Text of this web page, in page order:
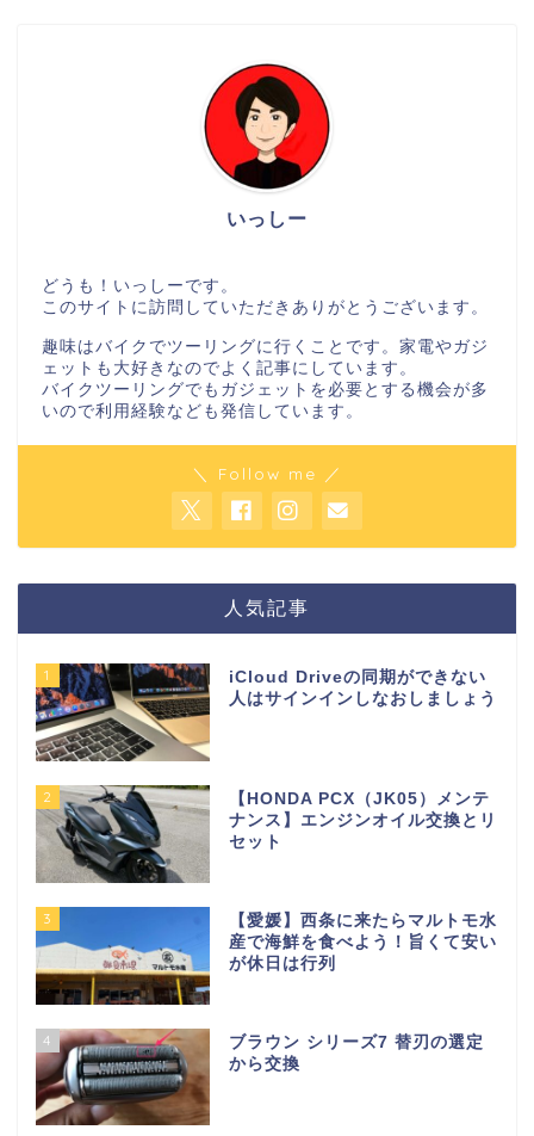
いっしー
どうも！いっしーです。
このサイトに訪問していただきありがとうございます。
趣味はバイクでツーリングに行くことです。家電やガジ
ェットも大好きなのでよく記事にしています。
バイクツーリングでもガジェットを必要とする機会が多
いので利用経験なども発信しています。
＼ Follow me ／
人気記事
1
iCloud Driveの同期ができない
人はサインインしなおしましょう
2
【HONDA PCX（JK05）メンテ
ナンス】エンジンオイル交換とリ
セット
3
【愛媛】西条に来たらマルトモ水
産で海鮮を食べよう！旨くて安い
が休日は行列
4
ブラウン シリーズ7 替刃の選定
から交換